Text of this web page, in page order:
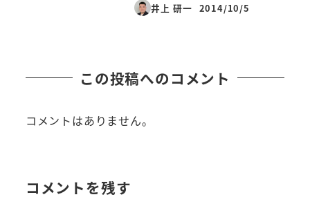
井上 研一
投稿日
2014/10/5
この投稿へのコメント
コメントはありません。
コメントを残す